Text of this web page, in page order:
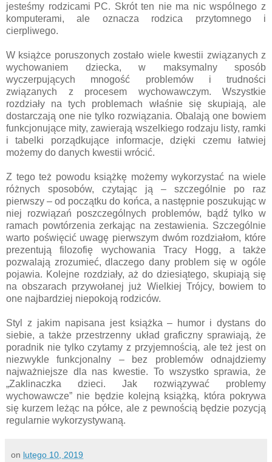
jesteśmy rodzicami PC. Skrót ten nie ma nic wspólnego z
komputerami, ale oznacza rodzica przytomnego i
cierpliwego.
W książce poruszonych zostało wiele kwestii związanych z
wychowaniem dziecka, w maksymalny sposób
wyczerpujących mnogość problemów i trudności
związanych z procesem wychowawczym. Wszystkie
rozdziały na tych problemach właśnie się skupiają, ale
dostarczają one nie tylko rozwiązania. Obalają one bowiem
funkcjonujące mity, zawierają wszelkiego rodzaju listy, ramki
i tabelki porządkujące informacje, dzięki czemu łatwiej
możemy do danych kwestii wrócić.
Z tego też powodu książkę możemy wykorzystać na wiele
różnych sposobów, czytając ją – szczególnie po raz
pierwszy – od początku do końca, a następnie poszukując w
niej rozwiązań poszczególnych problemów, bądź tylko w
ramach powtórzenia zerkając na zestawienia. Szczególnie
warto poświęcić uwagę pierwszym dwóm rozdziałom, które
prezentują filozofię wychowania Tracy Hogg, a także
pozwalają zrozumieć, dlaczego dany problem się w ogóle
pojawia. Kolejne rozdziały, aż do dziesiątego, skupiają się
na obszarach przywołanej już Wielkiej Trójcy, bowiem to
one najbardziej niepokoją rodziców.
Styl z jakim napisana jest książka – humor i dystans do
siebie, a także przestrzenny układ graficzny sprawiają, że
poradnik nie tylko czytamy z przyjemnością, ale też jest on
niezwykle funkcjonalny – bez problemów odnajdziemy
najważniejsze dla nas kwestie. To wszystko sprawia, że
„Zaklinaczka dzieci. Jak rozwiązywać problemy
wychowawcze” nie będzie kolejną książką, która pokrywa
się kurzem leżąc na półce, ale z pewnością będzie pozycją
regularnie wykorzystywaną.
on lutego 10, 2019